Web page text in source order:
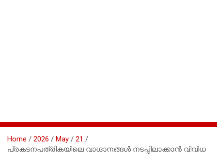
Home 2026 May
21
പ്രകടനപത്രികയിലെ വാഗ്ദാനങ്ങൾ നടപ്പിലാക്കാൻ വിവിധ